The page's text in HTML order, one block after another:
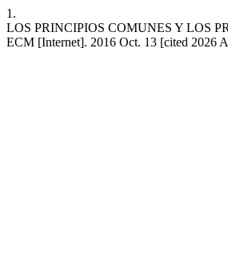
1.
LOS PRINCIPIOS COMUNES Y LOS
ECM [Internet]. 2016 Oct. 13 [cited 2026